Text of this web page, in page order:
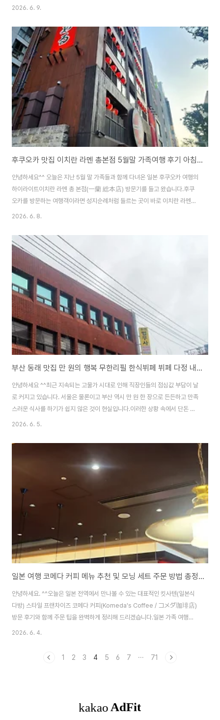
고 합니다.후쿠오카 여행을 계획할 때 절대 빼놓을 수 없는 소울 푸드가 바로 돈
멘 체인점들이 정말 많지만 현지 직장인들과 글로벌 관광객 모두에게 독보적인
사랑을 받으며 밤낮없이 문전성시를 이루는 곳을 꼽으라면 단연신신라멘
(Shin-Shin)입니다. 저희가 방문한 곳은 여러 분점 중에서도 가장 깊은 역사와
활기찬 에너지를 자랑하는 텐진 본점(本店)이었는데요. 밤 12시가 넘은 늦은
심야 시간에 방문했음..
2026. 6. 9.
후쿠오카 맛집 이치란 라멘 총본점 5월말 가족여행 후기 아침 6시 새벽 오픈런 주문 황금레시피 심야할증 요금 꿀팁 총정리
안녕하세요^^ 오늘은 지난 5월 말 가족들과 함께 다녀온 일본 후쿠오카 여행의
하이라이트이치란 라멘 총 본점(一蘭 総本店) 방문기를 들고 왔습니다.후쿠
오카를 방문하는 여행객이라면 성지순례처럼 들르는 곳이 바로 이치란 라멘인
데요. 워낙 대기 줄이 길기로 악명이 높은 곳이다 보니 어린아이부터 부모님까
서 저희 가족은 머리를 써서 오전 6시 새벽 오픈런이라는 과감한 선택을 했습
니다! 결과는 대성공이었는데요. 직접 매장에서 찍은 생생한 사진들을 바탕으
로 키오스크 이용 방법 결제 수단 이치란 황금 레시피 그리고 아침 방문 시 가장
중요한 심야 할증 요금 회피 팁까지 정보성 가득하게 담아 아낌없이 정리해 드
리겠습니다. 이웃분들과 후쿠오카 여행..
2026. 6. 8.
부산 동래 맛집 만 원의 행복 무한리필 한식뷔페 뷔페 다정 내돈내산 솔직 후기 및 주차 정보
안녕하세요 ^^최근 지속되는 고물가 시대로 인해 직장인들의 점심값 부담이 날
로 커지고 있습니다. 서울은 물론이고 부산 역시 만 원 한 장으로 든든하고 만족
스러운 식사를 하기가 쉽지 않은 것이 현실입니다.이러한 상황 속에서 단돈 만
원도 안 되는 가격으로 수십 가지의 정갈한 한식 반찬은 물론 단품 퀄리티의 국
가성비 맛집을 발견했습니다. 바로 부산 동래구에 위치한 뷔페 다정입니다.얼
마 전 친구와 함께 점심 식사를 위해 직접 방문해 본 이곳의 솔직한 후기와 메뉴
구성 그리고 방문 전 꼭 알아두어야 할 꿀팁들을 사진과 함께 상세히 정리해 드
리겠습니다. 1. 동래 뷔페 다정 위치 및 찾아가는 길 (외관)동래 '뷔페 다정'은 지
하철역과의 접..
2026. 6. 5.
일본 여행 코메다 커피 메뉴 추천 및 모닝 세트 주문 방법 총정리 (메뉴판 포함)
안녕하세요. ^^오늘은 일본 전역에서 만나볼 수 있는 대표적인 킷사텐(일본식
다방) 스타일 프랜차이즈 코메다 커피(Komeda's Coffee / コメダ珈琲店)
방문 후기와 함께 주문 팁을 완벽하게 정리해 드리겠습니다.일본 가족 여행을
계획 중이시거나 현지인들이 사랑하는 레트로한 감성의 카페에서 가성비 좋은
2026. 6. 4.
1 2 3 4 5 6 7 ··· 71